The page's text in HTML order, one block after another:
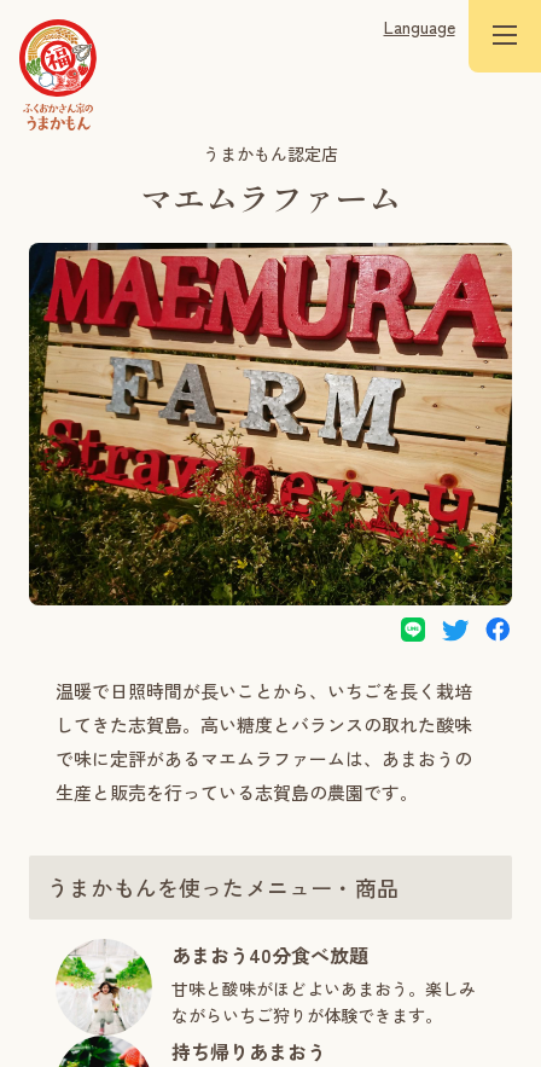
Language
うまかもん認定店
マエムラファーム
温暖で日照時間が長いことから、いちごを長く栽培
してきた志賀島。高い糖度とバランスの取れた酸味
で味に定評があるマエムラファームは、あまおうの
生産と販売を行っている志賀島の農園です。
うまかもんを使ったメニュー・商品
あまおう40分食べ放題
甘味と酸味がほどよいあまおう。楽しみ
ながらいちご狩りが体験できます。
持ち帰りあまおう